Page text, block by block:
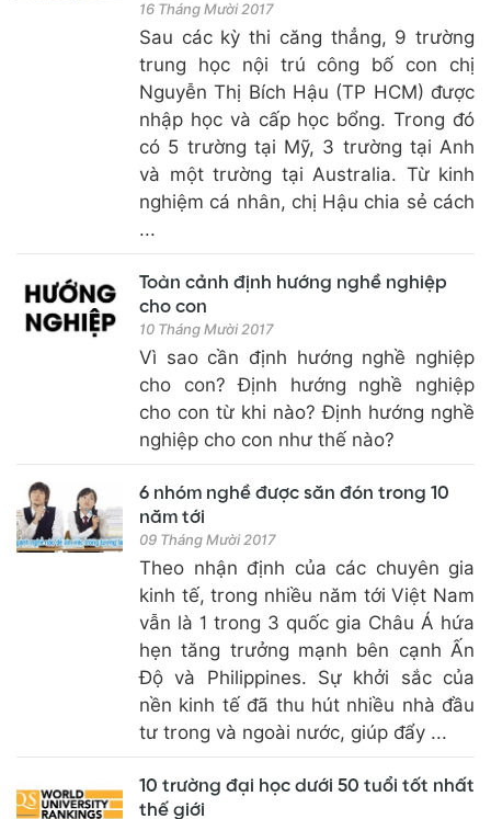
16 Tháng Mười 2017
Sau các kỳ thi căng thẳng, 9 trường
trung học nội trú công bố con chị
Nguyễn Thị Bích Hậu (TP HCM) được
nhập học và cấp học bổng. Trong đó
có 5 trường tại Mỹ, 3 trường tại Anh
và một trường tại Australia. Từ kinh
nghiệm cá nhân, chị Hậu chia sẻ cách
...
Toàn cảnh định hướng nghề nghiệp
cho con
10 Tháng Mười 2017
Vì sao cần định hướng nghề nghiệp
cho con? Định hướng nghề nghiệp
cho con từ khi nào? Định hướng nghề
nghiệp cho con như thế nào?
6 nhóm nghề được săn đón trong 10
năm tới
09 Tháng Mười 2017
Theo nhận định của các chuyên gia
kinh tế, trong nhiều năm tới Việt Nam
vẫn là 1 trong 3 quốc gia Châu Á hứa
hẹn tăng trưởng mạnh bên cạnh Ấn
Độ và Philippines. Sự khởi sắc của
nền kinh tế đã thu hút nhiều nhà đầu
tư trong và ngoài nước, giúp đẩy ...
10 trường đại học dưới 50 tuổi tốt nhất
thế giới